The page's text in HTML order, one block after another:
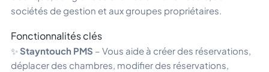
sociétés de gestion et aux groupes propriétaires.
Fonctionnalités clés
✨Stayntouch PMS – Vous aide à créer des réservations,
déplacer des chambres, modifier des réservations,